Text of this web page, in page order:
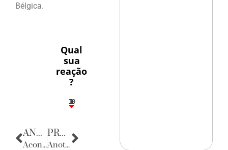
Bélgica.
Qual
sua
reação
?
3
1
1
2
10
ANTERIOR
Acontecencias
PRÓXIMA
Anotações do Cotidiano